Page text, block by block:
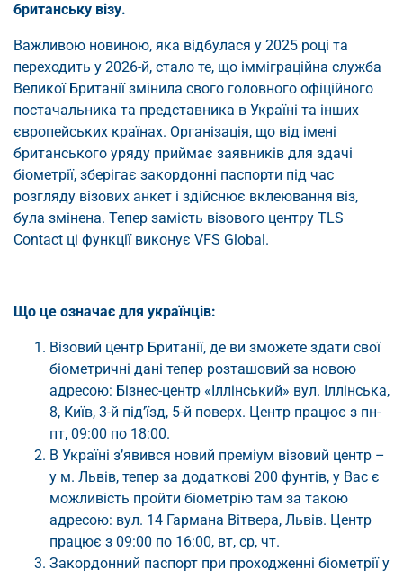
британську візу.
Важливою новиною, яка відбулася у 2025 році та
переходить у 2026-й, стало те, що імміграційна служба
Великої Британії змінила свого головного офіційного
постачальника та представника в Україні та інших
європейських країнах. Організація, що від імені
британського уряду приймає заявників для здачі
біометрії, зберігає закордонні паспорти під час
розгляду візових анкет і здійснює вклеювання віз,
була змінена. Тепер замість візового центру TLS
Contact ці функції виконує VFS Global.
Що це означає для українців:
Візовий центр Британії, де ви зможете здати свої
біометричні дані тепер розташовий за новою
адресою: Бізнес-центр «Іллінський» вул. Іллінська,
8, Київ, 3-й підʼїзд, 5-й поверх. Центр працює з пн-
пт, 09:00 по 18:00.
В Україні з’явився новий преміум візовий центр –
у м. Львів, тепер за додаткові 200 фунтів, у Вас є
можливість пройти біометрію там за такою
адресою: вул. 14 Гармана Вітвера, Львів. Центр
працює з 09:00 по 16:00, вт, ср, чт.
Закордонний паспорт при проходженні біометрії у